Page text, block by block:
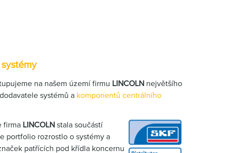
na našem území firmu LINCOLN největšího
systémů a komponentů centrálního
firma LINCOLN stala součástí
portfolio rozrostlo o systémy a
patřících pod křídla koncernu